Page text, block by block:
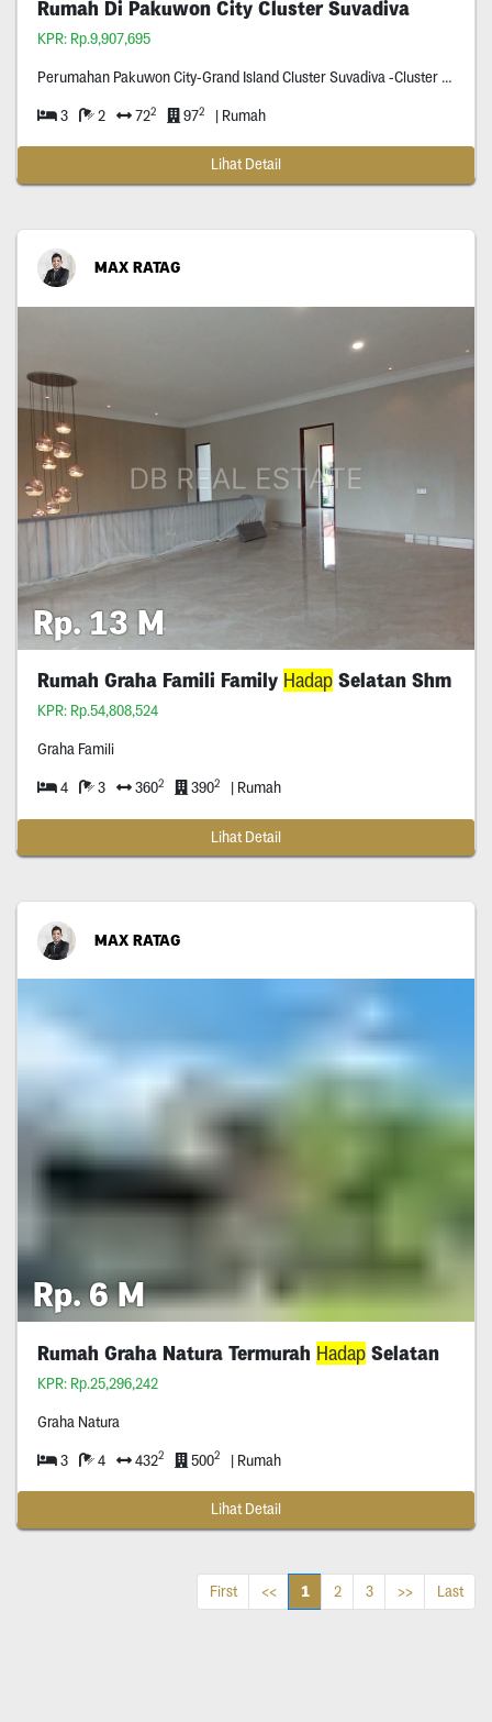
Rumah Di Pakuwon City Cluster Suvadiva
KPR: Rp.9,907,695
Perumahan Pakuwon City-Grand Island Cluster Suvadiva -Cluster Terbaru Dan Terfavorit Di Perumahan Pakuwon City -Row Jalan Tiga Mobil -Surat Shm -Bahan Bahan Yang Dipakai Sangat Berkualitas -
3 2 722 972 | Rumah
Lihat Detail
MAX RATAG
Rp. 13 M
Rumah Graha Famili Family HadapSelatan Shm
KPR: Rp.54,808,524
Graha Famili
4 3 3602 3902 | Rumah
Lihat Detail
MAX RATAG
Rp. 6 M
Rumah Graha Natura Termurah HadapSelatan
KPR: Rp.25,296,242
Graha Natura
3 4 4322 5002 | Rumah
Lihat Detail
First << 1 2 3 >> Last